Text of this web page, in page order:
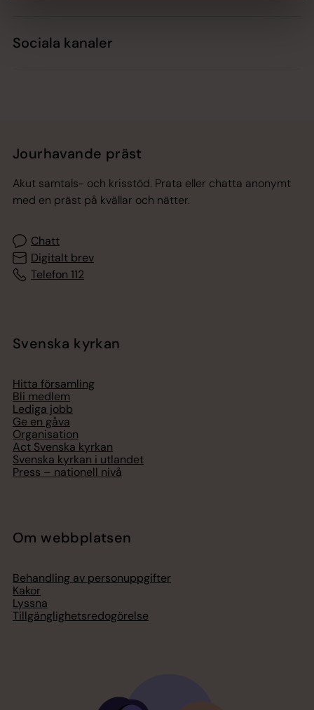
Sociala kanaler
Jourhavande präst
Akut samtals- och krisstöd. Prata eller chatta anonymt
med en präst på kvällar och nätter.
Chatt
Digitalt brev
Telefon 112
Svenska kyrkan
Hitta församling
Bli medlem
Lediga jobb
Ge en gåva
Organisation
Act Svenska kyrkan
Svenska kyrkan i utlandet
Press – nationell nivå
Om webbplatsen
Behandling av personuppgifter
Kakor
Lyssna
Tillgänglighetsredogörelse